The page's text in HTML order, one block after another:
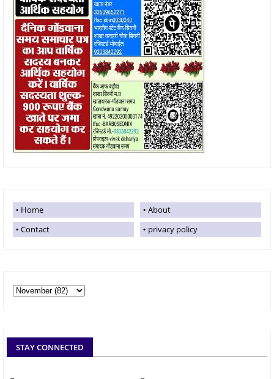
Home
About
Contact
privacy policy
STAY CONNECTED